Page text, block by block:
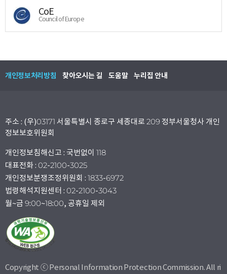
CoE
Council of Europe
개인정보처리방침 찾아오시는 길 도움말 누리집 안내
주소 : (우)03171 서울특별시 종로구 세종대로 209 정부서울청사 개인
정보보호위원회
개인정보침해신고 : 국번없이 118
대표전화 : 02-2100-3025
개인정보분쟁조정위원회 : 1833-6972
법령해석지원센터 : 02-2100-3043
월~금 9:00~18:00, 공휴일 제외
Copyright ⓒ Personal Information Protection Commission. All ri